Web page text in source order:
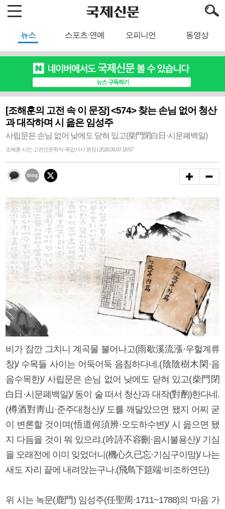
뉴스 스포츠·연예 오피니언 동영상
[조해훈의 고전 속 이 문장] <574> 찾는 손님 없어 청산
과 대작하며 시 읊은 임성주
사립문은 손님 없어 낮에도 닫혀 있고(柴門閉白日·시문폐백일)
조해훈 시인·고전인문학자·목압서사 원장 | 2026.06.07 18:57
비가 잠깐 그치니 계곡물 불어나고(雨歇溪流漲·우헐계류
창)/ 수목들 사이는 어둑어둑 음침하다네.(陰陰樹木閑·음
음수목한)/ 사립문은 손님 없어 낮에도 닫혀 있고(柴門閉
白日·시문폐백일)/ 동이 술 떠서 청산과 대작(對酌)한다네.
(樽酒對靑山·준주대청산)/ 도를 깨달았으면 됐지 어찌 굳
이 변론할 것이며(悟道何須辨·오도하수변)/ 시 읊으면 됐
지 다듬을 것이 뭐 있으랴.(吟詩不容刪·음시불용산)/ 기심
을 오래전에 이미 잊었더니(機心久已忘·기심구이망)/ 나는
새도 자리 끝에 내려앉는구나.(飛鳥下筵端·비조하연단)
위 시는 녹문(鹿門) 임성주(任聖周·1711~1788)의 ‘마음 가